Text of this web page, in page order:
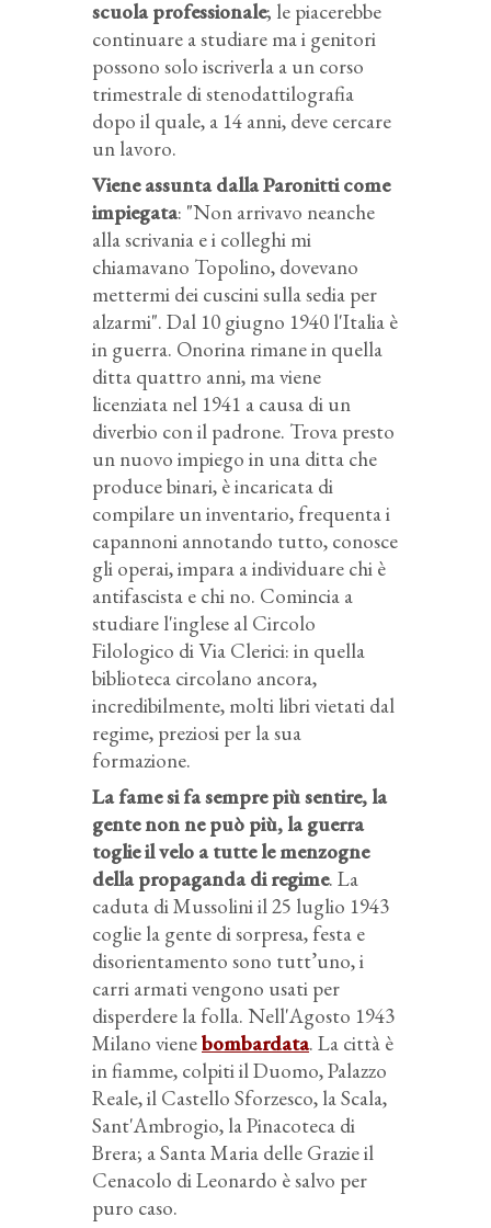
scuola professionale; le piacerebbe
continuare a studiare ma i genitori
possono solo iscriverla a un corso
trimestrale di stenodattilografia
dopo il quale, a 14 anni, deve cercare
un lavoro.
Viene assunta dalla Paronitti come
impiegata: "Non arrivavo neanche
alla scrivania e i colleghi mi
chiamavano Topolino, dovevano
mettermi dei cuscini sulla sedia per
alzarmi". Dal 10 giugno 1940 l'Italia è
in guerra. Onorina rimane in quella
ditta quattro anni, ma viene
licenziata nel 1941 a causa di un
diverbio con il padrone. Trova presto
un nuovo impiego in una ditta che
produce binari, è incaricata di
compilare un inventario, frequenta i
capannoni annotando tutto, conosce
gli operai, impara a individuare chi è
antifascista e chi no. Comincia a
studiare l'inglese al Circolo
Filologico di Via Clerici: in quella
biblioteca circolano ancora,
incredibilmente, molti libri vietati dal
regime, preziosi per la sua
formazione.
La fame si fa sempre più sentire, la
gente non ne può più, la guerra
toglie il velo a tutte le menzogne
della propaganda di regime. La
caduta di Mussolini il 25 luglio 1943
coglie la gente di sorpresa, festa e
disorientamento sono tutt’uno, i
carri armati vengono usati per
disperdere la folla. Nell'Agosto 1943
Milano vienebombardata. La città è
in fiamme, colpiti il Duomo, Palazzo
Reale, il Castello Sforzesco, la Scala,
Sant'Ambrogio, la Pinacoteca di
Brera; a Santa Maria delle Grazie il
Cenacolo di Leonardo è salvo per
puro caso.